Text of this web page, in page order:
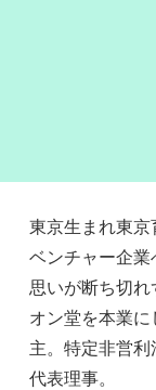
東京生まれ東
ベンチャー企
思いが断ち切
オン堂を本業
主。特定非営
代表理事。